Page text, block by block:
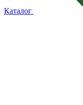
Каталог